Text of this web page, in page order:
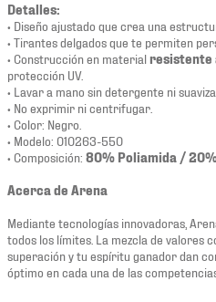
Detalles:
• Diseño ajustado que crea una
• Tirantes delgados que te permiten
• Construcción en materialresistente
protección UV.
• Lavar a mano sin detergente ni
• No exprimir ni centrifugar.
• Color: Negro.
• Modelo: 010263-550
• Composición: 80% Poliamida /
Acerca de Arena
Mediante tecnologías innovadoras,
todos los límites. La mezcla de valores
superación y tu espíritu ganador dan
óptimo en cada una de las